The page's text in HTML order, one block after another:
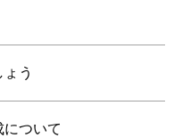
う
ついて